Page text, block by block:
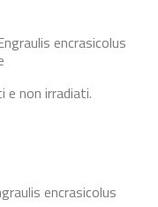
encrasicolus
e non irradiati.
encrasicolus